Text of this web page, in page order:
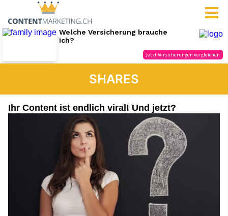
SHARES
Ihr Content ist endlich viral! Und jetzt?